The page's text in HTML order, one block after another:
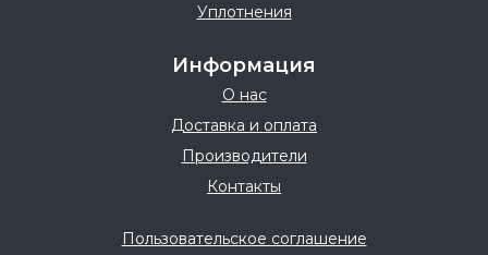
Уплотнения
Информация
О нас
Доставка и оплата
Производители
Контакты
Пользовательское соглашение